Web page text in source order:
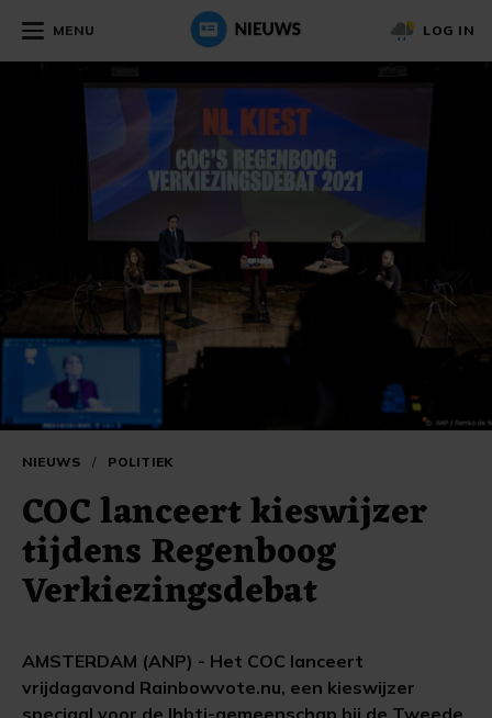
MENU LOG IN
NIEUWS / POLITIEK
COC lanceert kieswijzer
tijdens Regenboog
Verkiezingsdebat
AMSTERDAM (ANP) - Het COC lanceert
vrijdagavond Rainbowvote.nu, een kieswijzer
speciaal voor de lhbti-gemeenschap bij de Tweede